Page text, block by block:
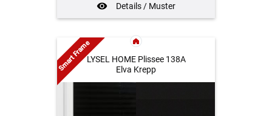
Details / Muster
LYSEL HOME Plissee 138A
Elva Krepp
Smart Frame